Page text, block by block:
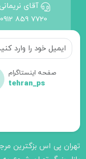
آقای
0912 859 7720
صفحه اینستاگرام
tehran_ps